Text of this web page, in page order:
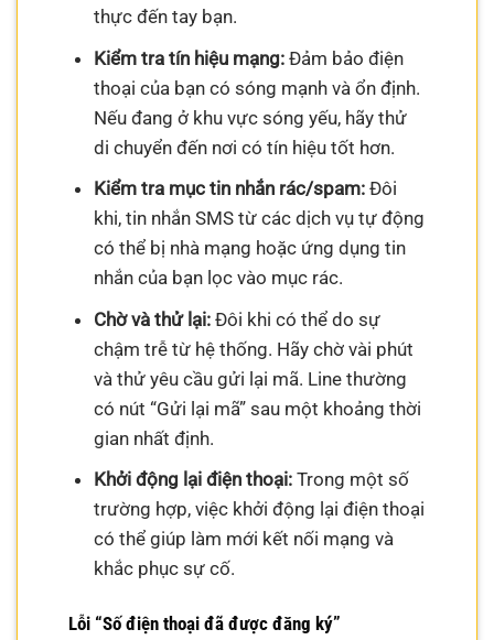
thực đến tay bạn.
Kiểm tra tín hiệu mạng:Đảm bảo điện
thoại của bạn có sóng mạnh và ổn định.
Nếu đang ở khu vực sóng yếu, hãy thử
di chuyển đến nơi có tín hiệu tốt hơn.
Kiểm tra mục tin nhắn rác/spam:Đôi
khi, tin nhắn SMS từ các dịch vụ tự động
có thể bị nhà mạng hoặc ứng dụng tin
nhắn của bạn lọc vào mục rác.
Chờ và thử lại:Đôi khi có thể do sự
chậm trễ từ hệ thống. Hãy chờ vài phút
và thử yêu cầu gửi lại mã. Line thường
có nút “Gửi lại mã” sau một khoảng thời
gian nhất định.
Khởi động lại điện thoại:Trong một số
trường hợp, việc khởi động lại điện thoại
có thể giúp làm mới kết nối mạng và
khắc phục sự cố.
Lỗi “Số điện thoại đã được đăng ký”